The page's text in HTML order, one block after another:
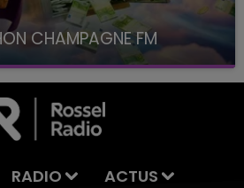
CHAMPAGNE FM
FM, à 8H10
RADIO
ACTUS